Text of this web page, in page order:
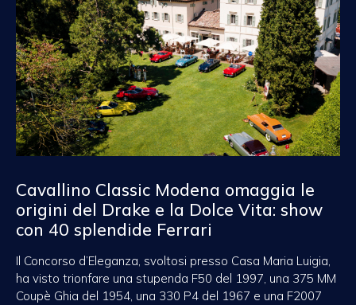
Cavallino Classic Modena omaggia le
origini del Drake e la Dolce Vita: show
con 40 splendide Ferrari
Il Concorso d’Eleganza, svoltosi presso Casa Maria Luigia,
ha visto trionfare una stupenda F50 del 1997, una 375 MM
Coupè Ghia del 1954, una 330 P4 del 1967 e una F2007